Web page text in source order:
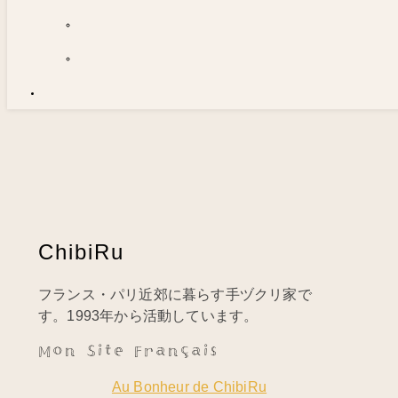
ChibiRu
フランス・パリ近郊に暮らす手ヅクリ家で
す。1993年から活動しています。
Mon Site Français
Au Bonheur de ChibiRu